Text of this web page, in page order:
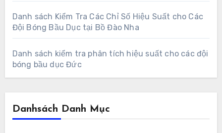
Danh sách Kiểm Tra Các Chỉ Số Hiệu Suất cho Các
Đội Bóng Bầu Dục tại Bồ Đào Nha
Danh sách kiểm tra phân tích hiệu suất cho các đội
bóng bầu dục Đức
Danhsách Danh Mục